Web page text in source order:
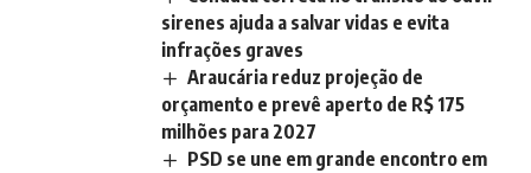
sirenes ajuda a salvar vidas e evita
infrações graves
Araucária reduz projeção de
orçamento e prevê aperto de R$ 175
milhões para 2027
PSD se une em grande encontro em